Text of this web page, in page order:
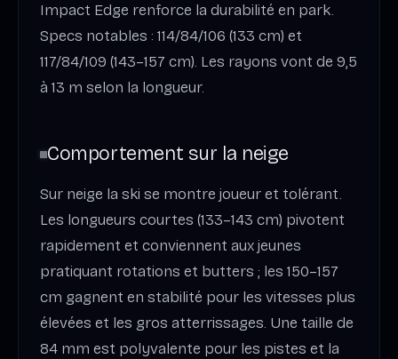
Impact Edge renforce la durabilité en park.
Specs notables : 114/84/106 (133 cm) et
117/84/109 (143–157 cm). Les rayons vont de 9,5
à 13 m selon la longueur.
Comportement sur la neige
Sur neige la ski se montre joueur et tolérant.
Les longueurs courtes (133–143 cm) pivotent
rapidement et conviennent aux jeunes
pratiquant rotations et butters ; les 150–157
cm gagnent en stabilité pour les vitesses plus
élevées et les gros atterrissages. Une taille de
84 mm est polyvalente pour les pistes et la